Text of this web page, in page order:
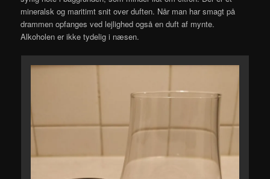
mineralsk og maritimt snit over duften. Når man har smagt på
drammen opfanges ved lejlighed også en duft af mynte.
Alkoholen er ikke tydelig i næsen.